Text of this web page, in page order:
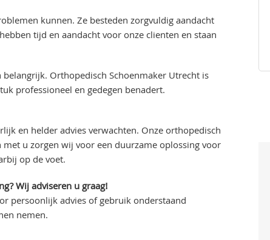
kunnen. Ze besteden zorgvuldig aandacht
tijd en aandacht voor onze clienten en staan
Orthopedisch Schoenmaker Utrecht is
professioneel en gedegen benadert.
en helder advies verwachten. Onze orthopedisch
u zorgen wij voor een duurzame oplossing voor
op de voet.
Wij adviseren u graag!
persoonlijk advies of gebruik onderstaand
nemen.